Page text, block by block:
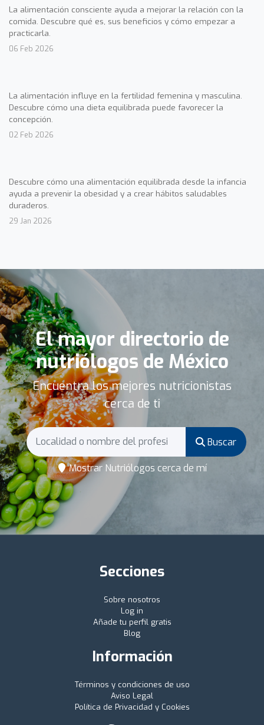
La alimentación consciente ayuda a mejorar la relación con la
comida. Descubre qué es, sus beneficios y cómo empezar a
practicarla.
06 Feb 2026
La alimentación influye en la fertilidad femenina y masculina.
Descubre cómo una dieta equilibrada puede favorecer la
concepción.
02 Feb 2026
Descubre cómo una alimentación equilibrada desde la infancia
ayuda a prevenir la obesidad y a crear hábitos saludables
duraderos.
29 Jan 2026
El mayor directorio de
nutriólogos de México
Encuentra los mejores nutricionistas
cerca de ti
Buscar
Mostrar Nutriólogos cerca de mí
Secciones
Sobre nosotros
Log in
Añade tu perfil gratis
Blog
Información
Términos y condiciones de uso
Aviso Legal
Política de Privacidad y Cookies